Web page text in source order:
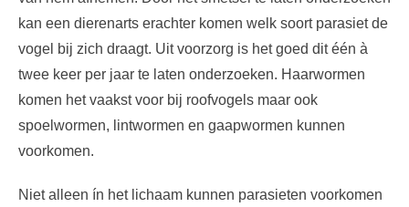
kan een dierenarts erachter komen welk soort parasiet de
vogel bij zich draagt. Uit voorzorg is het goed dit één à
twee keer per jaar te laten onderzoeken. Haarwormen
komen het vaakst voor bij roofvogels maar ook
spoelwormen, lintwormen en gaapwormen kunnen
voorkomen.
Niet alleen ín het lichaam kunnen parasieten voorkomen